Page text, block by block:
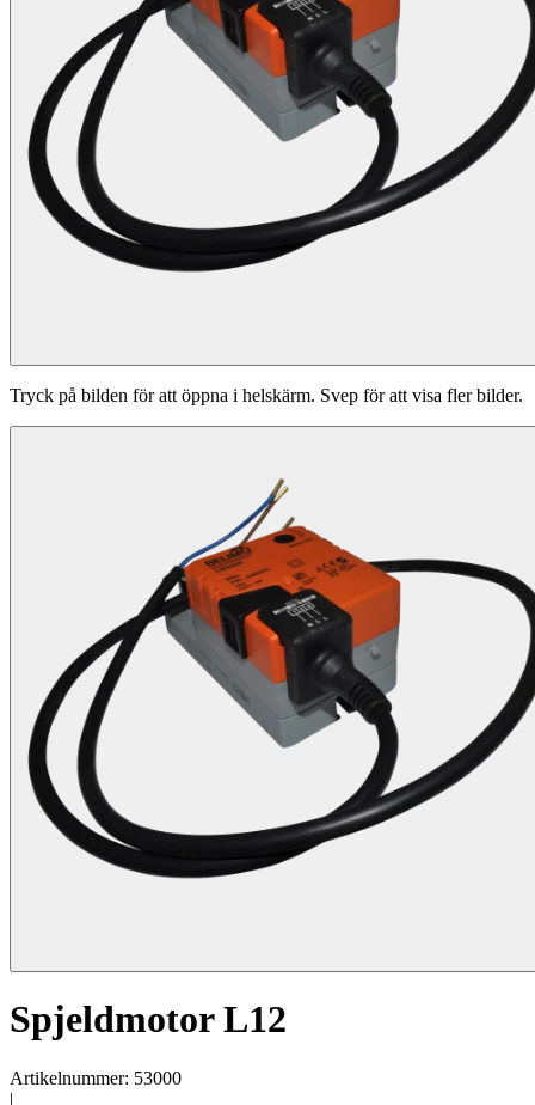
Tryck på bilden för att öppna i helskärm. Svep för att visa fler bilder.
Spjeldmotor L12
Artikelnummer: 53000
|